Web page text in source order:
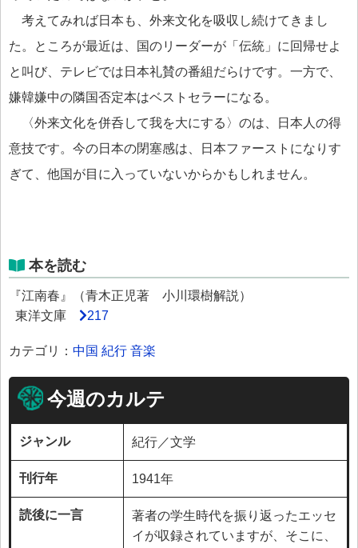
考えてみれば日本も、外来文化を吸収し続けてきまし
た。ところが最近は、国のリーダーが「伝統」に回帰せよ
と叫び、テレビでは日本礼賛の番組だらけです。一方で、
嫌韓嫌中の隣国否定本はベストセラーになる。
〈外来文化を併呑して我を大にする〉のは、日本人の得
意技です。今の日本の閉塞感は、日本ファーストになりす
ぎて、他国が目に入っていないからかもしれません。
本を読む
『江南春』（青木正児著 小川環樹解説）
東洋文庫
217
カテゴリ： 中国 紀行 音楽
今週のカルテ
ジャンル 紀行／文学
刊行年 1941年
読後に一言
著者の学生時代を振り返ったエッセ
イが収録されていますが、そこに、